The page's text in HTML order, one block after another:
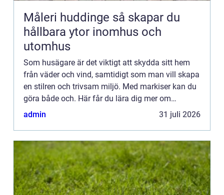
Måleri huddinge så skapar du
hållbara ytor inomhus och
utomhus
Som husägare är det viktigt att skydda sitt hem
från väder och vind, samtidigt som man vill skapa
en stilren och trivsam miljö. Med markiser kan du
göra både och. Här får du lära dig mer om
markise...
admin 31 juli 2026